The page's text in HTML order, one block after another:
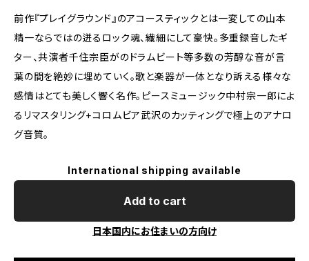
前作『プレイグラウンド』のアコースティックとは一変しての山本
精一ならではの迸るロック魂、繊細にして豪快。多重録音したギ
ター、共演者千住宗臣がのドラムビート等多数の芳醇な音が言
葉の間を絶妙に埋めていく。歌と楽器が一体となり訴える様々な
感情はとても美しく響く名作。ピースミュージック中村宗一郎によ
るリマスタリング+コロムビア武沢のカッティングで極上のアナロ
グ音質。
International shipping available
Add to cart
日本国内にお住まいの方向け